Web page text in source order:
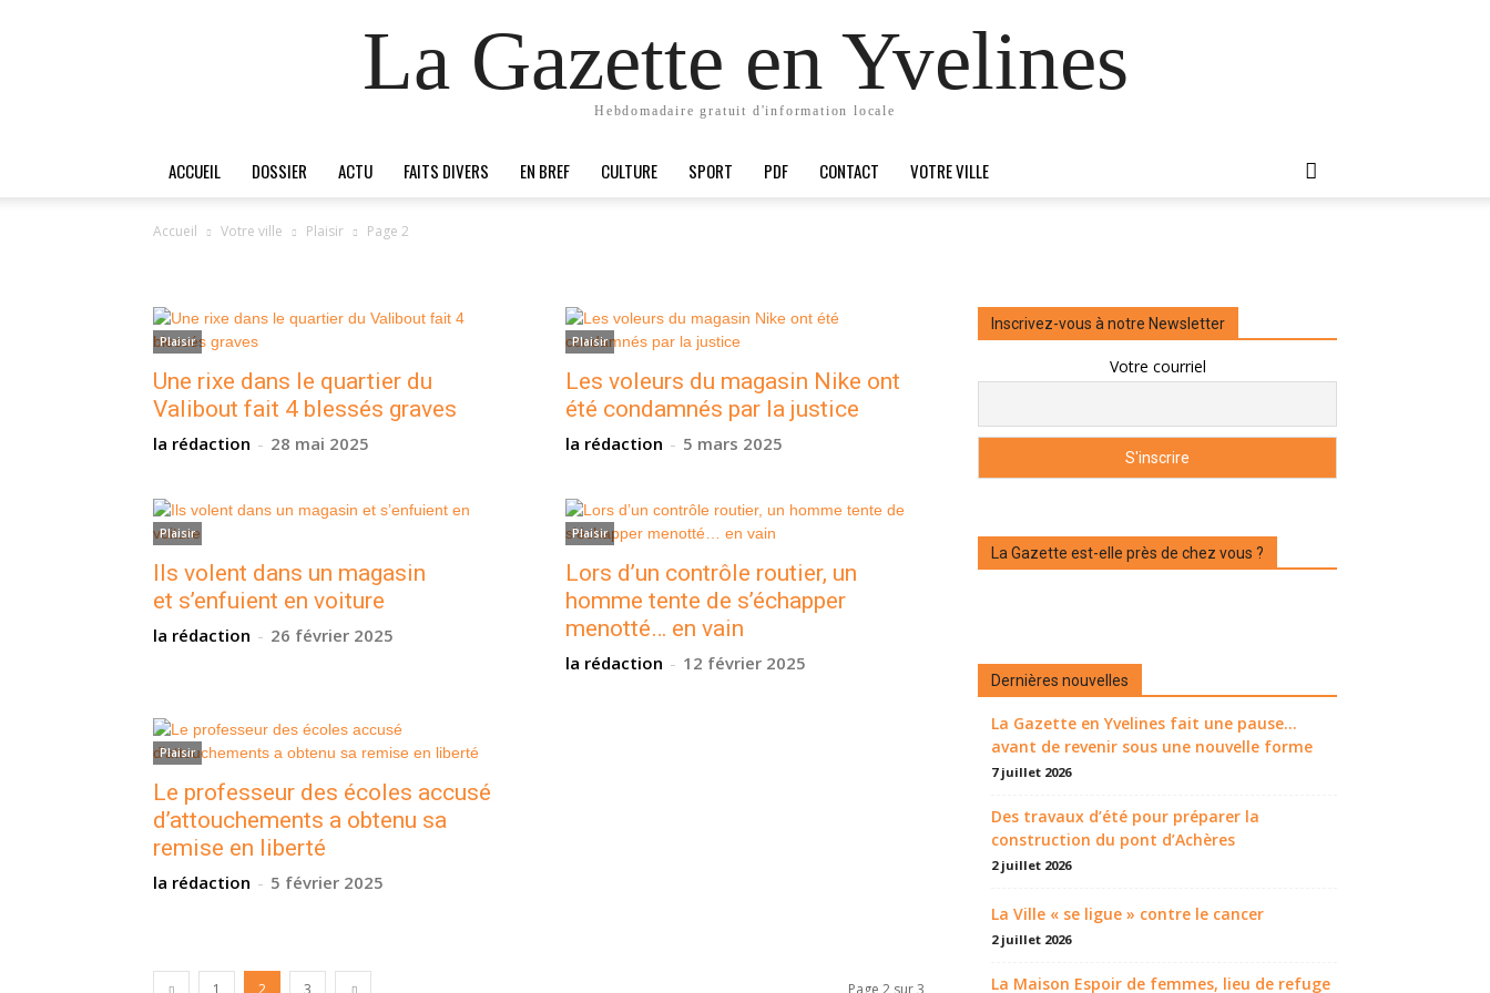
La Gazette en Yvelines
Hebdomadaire gratuit d'information locale
ACCUEIL DOSSIER ACTU FAITS DIVERS EN BREF CULTURE SPORT PDF CONTACT VOTRE VILLE
Accueil Votre ville Plaisir Page 2
Plaisir
Une rixe dans le quartier du
Valibout fait 4 blessés graves
la rédaction - 28 mai 2025
Plaisir
Les voleurs du magasin Nike ont
été condamnés par la justice
la rédaction - 5 mars 2025
Plaisir
Ils volent dans un magasin
et s’enfuient en voiture
la rédaction - 26 février 2025
Plaisir
Lors d’un contrôle routier, un
homme tente de s’échapper
menotté… en vain
la rédaction - 12 février 2025
Plaisir
Le professeur des écoles accusé
d’attouchements a obtenu sa
remise en liberté
la rédaction - 5 février 2025
1 2 3 Page 2 sur 3
Inscrivez-vous à notre Newsletter
Votre courriel
La Gazette est-elle près de chez vous ?
Dernières nouvelles
La Gazette en Yvelines fait une pause...
avant de revenir sous une nouvelle forme
7 juillet 2026
Des travaux d’été pour préparer la
construction du pont d’Achères
2 juillet 2026
La Ville « se ligue » contre le cancer
2 juillet 2026
La Maison Espoir de femmes, lieu de refuge